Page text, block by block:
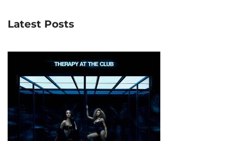
Latest Posts